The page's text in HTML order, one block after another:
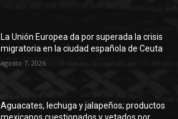
La Unión Europea da por superada la crisis
migratoria en la ciudad española de Ceuta
agosto 7, 2026
Aguacates, lechuga y jalapeños; productos